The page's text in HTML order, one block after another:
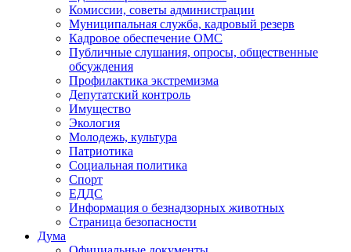
Комиссии, советы администрации
Муниципальная служба, кадровый резерв
Кадровое обеспечение ОМС
Публичные слушания, опросы, общественные
обсуждения
Профилактика экстремизма
Депутатский контроль
Имущество
Экология
Молодежь, культура
Патриотика
Социальная политика
Спорт
ЕДДС
Информация о безнадзорных животных
Страница безопасности
Дума